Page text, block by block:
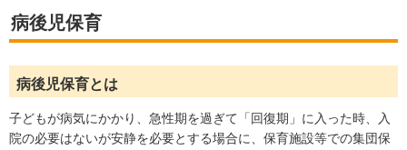
病後児保育
病後児保育とは
子どもが病気にかかり、急性期を過ぎて「回復期」に入った時、入
院の必要はないが安静を必要とする場合に、保育施設等での集団保